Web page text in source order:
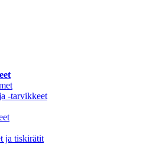
-tarvikkeet
ja tiskirätit